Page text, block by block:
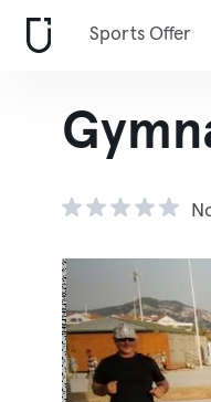
Sports Offer